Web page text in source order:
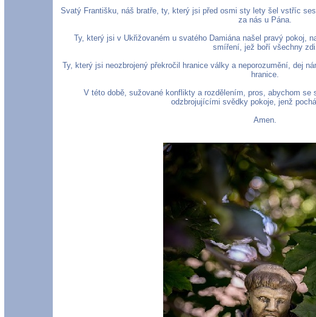
Svatý Františku, náš bratře, ty, který jsi před osmi sty lety šel vstříc
za nás u Pána.
Ty, který jsi v Ukřižovaném u svatého Damiána našel pravý pokoj,
smíření, jež boří všechny
Ty, který jsi neozbrojený překročil hranice války a neporozumění, dej
hranice.
V této době, sužované konflikty a rozdělením, pros, abychom se
odzbrojujícími svědky pokoje, jenž
Amen.